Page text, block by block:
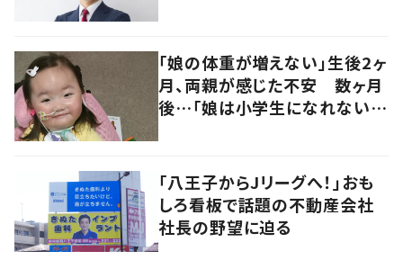
「娘の体重が増えない」生後2ヶ
月、両親が感じた不安 数ヶ月
後…「娘は小学生になれないか
「八王子からJリーグへ！」おも
しろ看板で話題の不動産会社
社長の野望に迫る